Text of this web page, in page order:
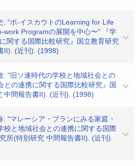
: "ボ-イスカウトのLearning for Life
work Programの展開を中心〜" 『学
関する国際比較研究』国立教育研究
II). (近刊). (1998)
: "旧ソ連時代の学校と地域社会との
との連携に関する国際比較研究』国
中間報告書II). (近刊). (1998)
"マレーシア・プランにみる家庭・
校と地域社会との連携に関する国際
所(特別研究 中間報告書II). (近刊).